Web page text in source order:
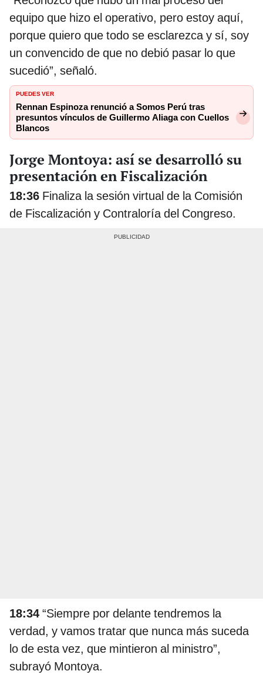
equipo que hizo el operativo, pero estoy aquí,
porque quiero que todo se esclarezca y sí, soy
un convencido de que no debió pasar lo que
sucedió”, señaló.
PUEDES VER
Rennan Espinoza renunció a Somos Perú tras
presuntos vínculos de Guillermo Aliaga con Cuellos
Blancos
Jorge Montoya: así se desarrolló su
presentación en Fiscalización
18:36 Finaliza la sesión virtual de la Comisión
de Fiscalización y Contraloría del Congreso.
18:34 “Siempre por delante tendremos la
verdad, y vamos tratar que nunca más suceda
lo de esta vez, que mintieron al ministro”,
subrayó Montoya.